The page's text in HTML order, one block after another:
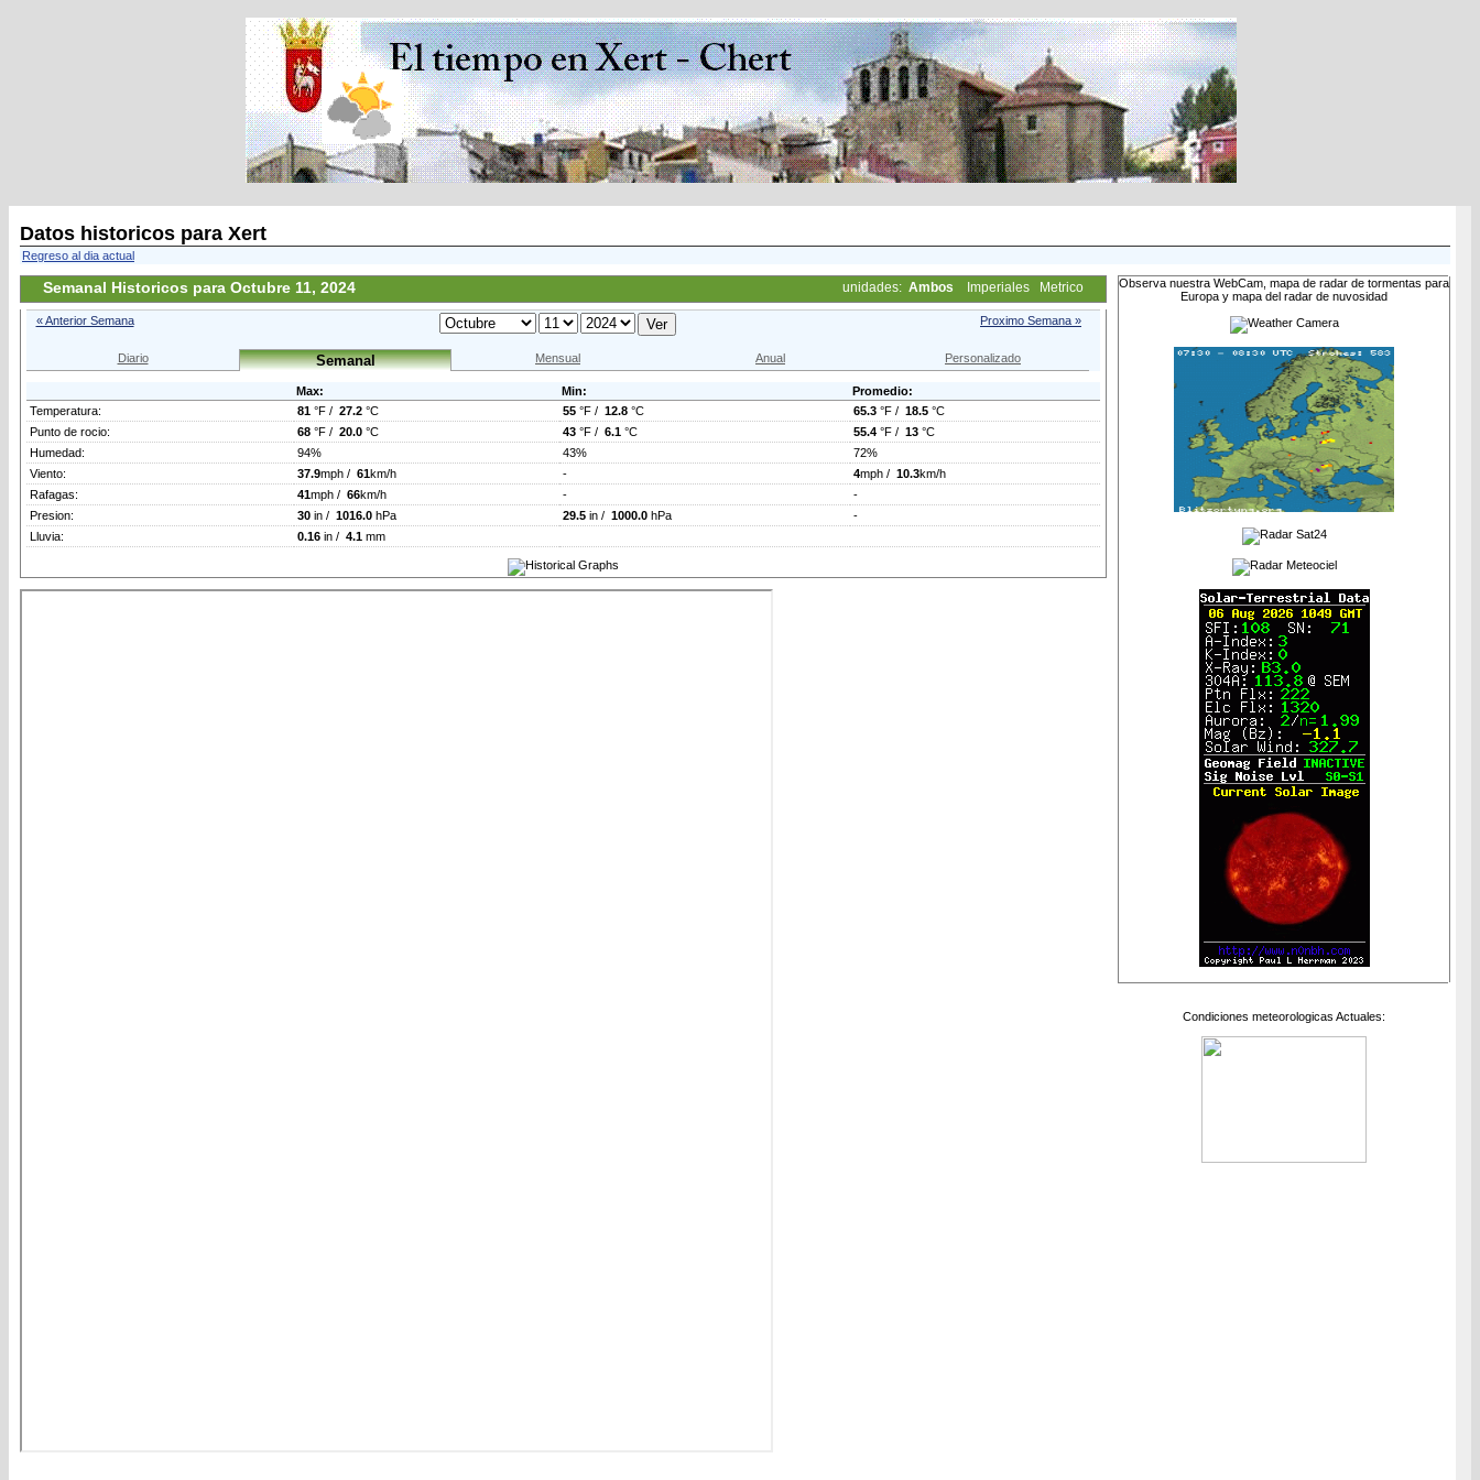
Datos historicos para Xert
Regreso al dia actual
Semanal Historicos para Octubre 11, 2024 unidades: Ambos Imperiales Metrico
« Anterior Semana Proximo Semana »
Diario Semanal Mensual Anual Personalizado
Max: Min:
Promedio:
Temperatura:
81 °F / 27.2 °C 55 °F / 12.8 °C 65.3 °F / 18.5 °C
Punto de rocio:
68 °F / 20.0 °C 43 °F / 6.1 °C 55.4 °F / 13 °C
Humedad:
94% 43%
72%
Viento:
37.9mph / 61km/h - 4mph / 10.3km/h
Rafagas:
41mph / 66km/h -
-
Presion:
30 in / 1016.0 hPa 29.5 in / 1000.0 hPa
-
Lluvia:
0.16 in / 4.1 mm
Observa nuestra WebCam, mapa de radar de tormentas para
Europa y mapa del radar de nuvosidad
Condiciones meteorologicas Actuales: